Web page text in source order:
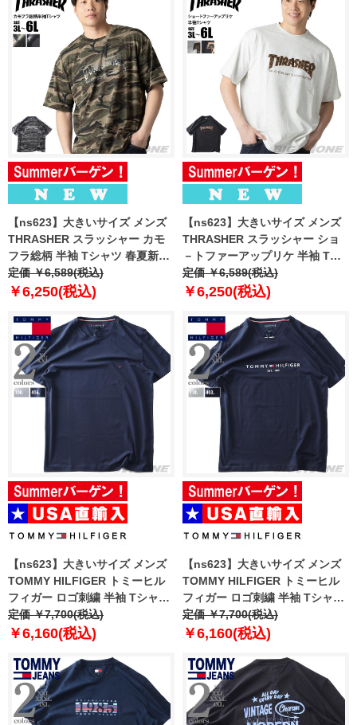
【ns623】大きいサイズ メンズ
THRASHER スラッシャー カモ
フラ総柄 半袖 Tシャツ 春夏新作
th26su05k 【fre】
定価 ￥6,589(税込)
￥6,250(税込)
【ns623】大きいサイズ メンズ
THRASHER スラッシャー ショ
－トファーアップリケ 半袖 Tシ
ャツ 春夏新作 th26su06k
【fre】
定価 ￥6,589(税込)
￥6,250(税込)
【ns623】大きいサイズ メンズ
TOMMY HILFIGER トミーヒル
フィガー ロゴ刺繍 半袖 Tシャツ
CORE STRETCH SLIM CNECK
TEE USA直輸入 867896625
定価 ￥7,700(税込)
￥6,160(税込)
【ns623】大きいサイズ メンズ
TOMMY HILFIGER トミーヒル
フィガー ロゴ刺繍 半袖 Tシャツ
CORE TOMMY LOGO TEE USA
直輸入 mw0mw11465
定価 ￥7,700(税込)
￥6,160(税込)